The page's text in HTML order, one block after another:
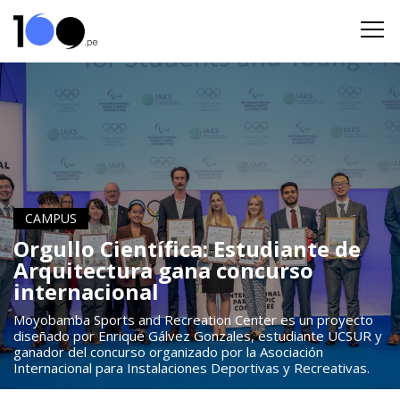
CAMPUS
Orgullo Científica: Estudiante de
Arquitectura gana concurso
internacional
Moyobamba Sports and Recreation Center es un proyecto
diseñado por Enrique Gálvez Gonzales, estudiante UCSUR y
ganador del concurso organizado por la Asociación
Internacional para Instalaciones Deportivas y Recreativas.